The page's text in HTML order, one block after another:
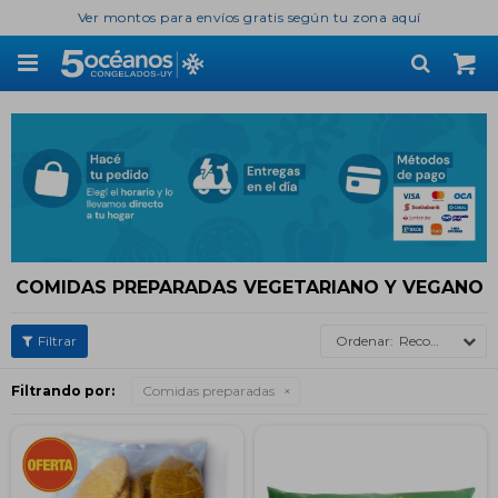
Ver montos para envíos gratis según tu zona aquí

COMIDAS PREPARADAS VEGETARIANO Y VEGANO
Recomendados
Filtrando por: Comidas preparadas